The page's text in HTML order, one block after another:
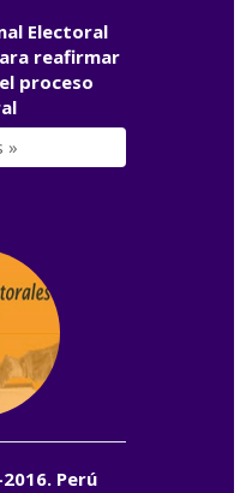
Electoral
reafirmar
proceso
»
Perú